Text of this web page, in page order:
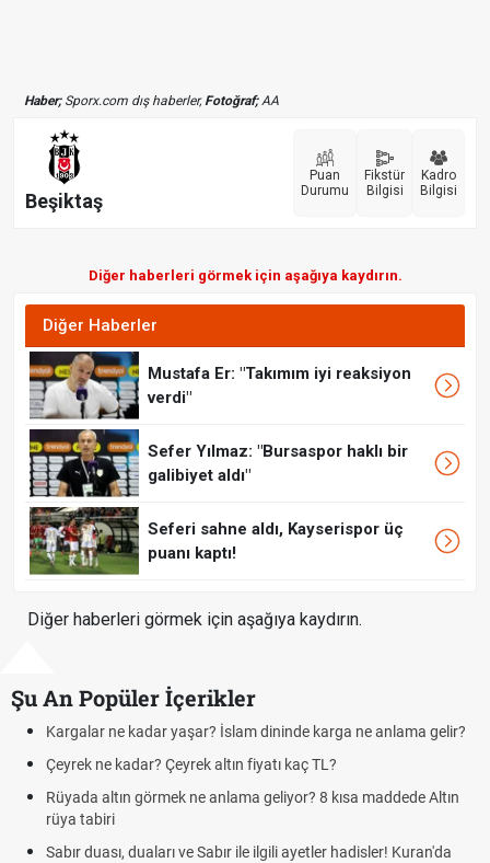
Haber;Sporx.com dış haberler,Fotoğraf;AA
Beşiktaş
Puan
Durumu
Fikstür
Bilgisi
Kadro
Bilgisi
Diğer haberleri görmek için aşağıya kaydırın.
Diğer Haberler
Mustafa Er: "Takımım iyi reaksiyon
verdi"
Sefer Yılmaz: "Bursaspor haklı bir
galibiyet aldı"
Seferi sahne aldı, Kayserispor üç
puanı kaptı!
Diğer haberleri görmek için aşağıya kaydırın.
Şu An Popüler İçerikler
Kargalar ne kadar yaşar? İslam dininde karga ne anlama gelir?
Çeyrek ne kadar? Çeyrek altın fiyatı kaç TL?
Rüyada altın görmek ne anlama geliyor? 8 kısa maddede Altın
rüya tabiri
Sabır duası, duaları ve Sabır ile ilgili ayetler hadisler! Kuran'da